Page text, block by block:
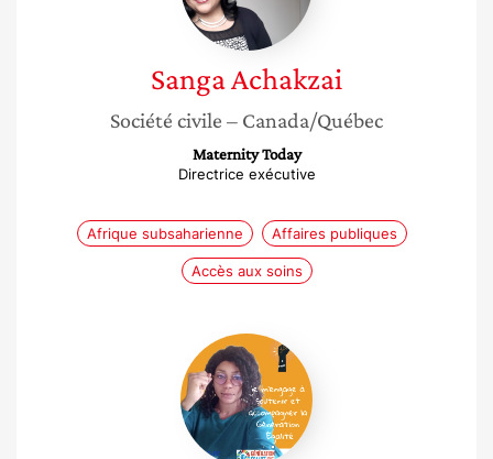
SangaAchakzai
Société civile – Canada/Québec
Maternity Today
Directrice exécutive
Afrique subsaharienne Affaires publiques
Accès aux soins
Marie
Renée
Nwoes
A
Sanam